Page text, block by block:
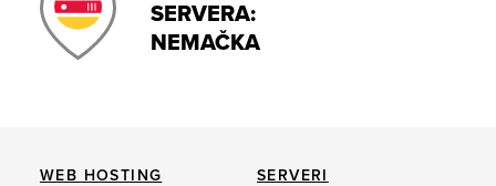
SERVERA:
NEMAČKA
WEB HOSTING SERVERI